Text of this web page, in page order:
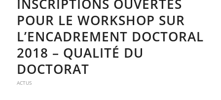
INSCRIPTIONS OUVERTES
POUR LE WORKSHOP SUR
L’ENCADREMENT DOCTORAL
2018 – QUALITÉ DU
DOCTORAT
ACTUS